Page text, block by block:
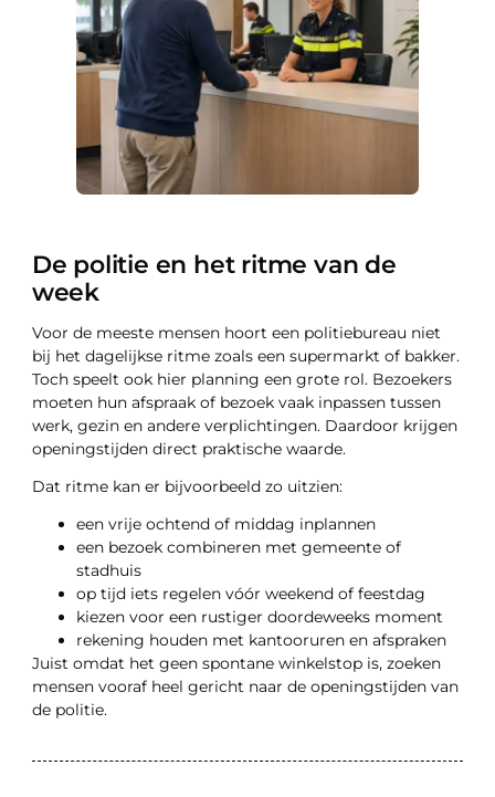
De politie en het ritme van de
week
Voor de meeste mensen hoort een politiebureau niet
bij het dagelijkse ritme zoals een supermarkt of bakker.
Toch speelt ook hier planning een grote rol. Bezoekers
moeten hun afspraak of bezoek vaak inpassen tussen
werk, gezin en andere verplichtingen. Daardoor krijgen
openingstijden direct praktische waarde.
Dat ritme kan er bijvoorbeeld zo uitzien:
een vrije ochtend of middag inplannen
een bezoek combineren met gemeente of
stadhuis
op tijd iets regelen vóór weekend of feestdag
kiezen voor een rustiger doordeweeks moment
rekening houden met kantooruren en afspraken
Juist omdat het geen spontane winkelstop is, zoeken
mensen vooraf heel gericht naar de openingstijden van
de politie.